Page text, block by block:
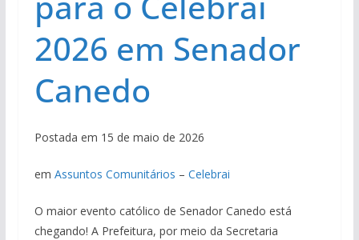
2026 em Senador
Canedo
Postada em 15 de maio de 2026
em Assuntos Comunitários – Celebrai
O maior evento católico de Senador Canedo está
chegando! A Prefeitura, por meio da Secretaria